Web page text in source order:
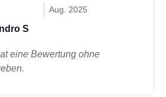
Aug. 2025
S
eine Bewertung ohne